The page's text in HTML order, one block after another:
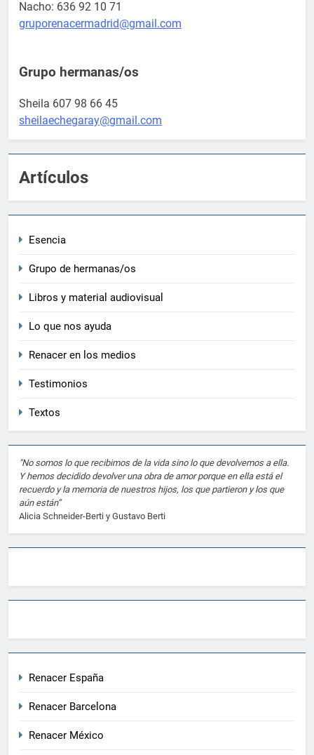
Nacho: 636 92 10 71
gruporenacermadrid@gmail.com
Grupo hermanas/os
Sheila 607 98 66 45
sheilaechegaray@gmail.com
Artículos
Esencia
Grupo de hermanas/os
Libros y material audiovisual
Lo que nos ayuda
Renacer en los medios
Testimonios
Textos
"No somos lo que recibimos de la vida sino lo que devolvemos a ella.
Y hemos decidido devolver una obra de amor porque en ella está el
recuerdo y la memoria de nuestros hijos, los que partieron y los que
aún están”
Alicia Schneider-Berti y Gustavo Berti
Renacer España
Renacer Barcelona
Renacer México